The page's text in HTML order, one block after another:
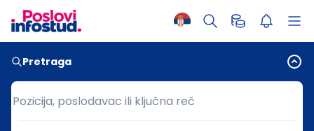
Pretraga
Pozicija, poslodavac ili ključna reč
Pozicija, poslodavac ili ključna reč